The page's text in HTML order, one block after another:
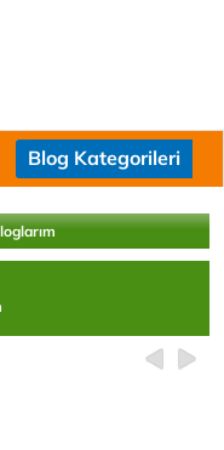
Blog Kategorileri